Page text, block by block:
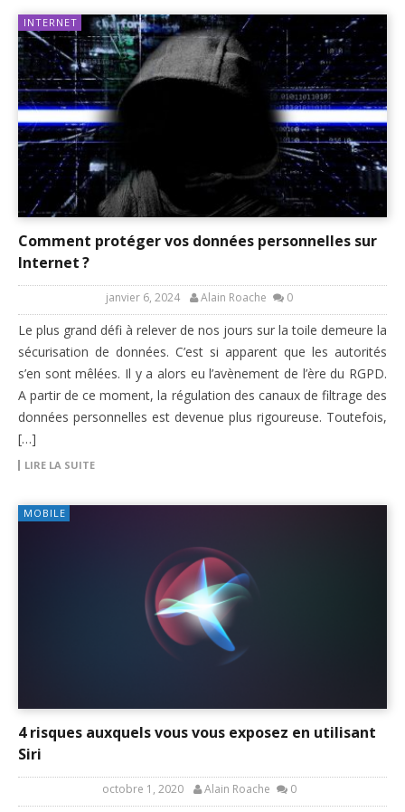
INTERNET
Comment protéger vos données personnelles sur
Internet ?
janvier 6, 2024 Alain Roache 0
Le plus grand défi à relever de nos jours sur la toile demeure la
sécurisation de données. C’est si apparent que les autorités
s’en sont mêlées. Il y a alors eu l’avènement de l’ère du RGPD.
A partir de ce moment, la régulation des canaux de filtrage des
données personnelles est devenue plus rigoureuse. Toutefois,
[…]
LIRE LA SUITE
MOBILE
4 risques auxquels vous vous exposez en utilisant
Siri
octobre 1, 2020 Alain Roache 0